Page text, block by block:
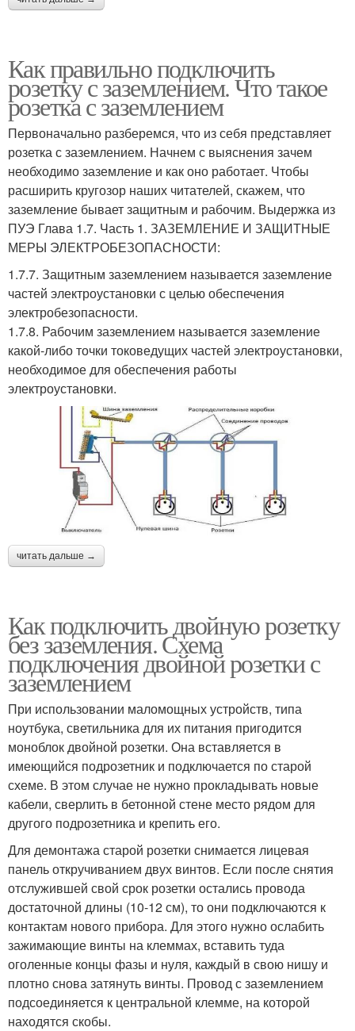
Как правильно подключить
розетку с заземлением. Что такое
розетка с заземлением
Первоначально разберемся, что из себя представляет
розетка с заземлением. Начнем с выяснения зачем
необходимо заземление и как оно работает. Чтобы
расширить кругозор наших читателей, скажем, что
заземление бывает защитным и рабочим. Выдержка из
ПУЭ Глава 1.7. Часть 1. ЗАЗЕМЛЕНИЕ И ЗАЩИТНЫЕ
МЕРЫ ЭЛЕКТРОБЕЗОПАСНОСТИ:
1.7.7. Защитным заземлением называется заземление
частей электроустановки с целью обеспечения
электробезопасности.
1.7.8. Рабочим заземлением называется заземление
какой-либо точки токоведущих частей электроустановки,
необходимое для обеспечения работы
электроустановки.
читать дальше →
Как подключить двойную розетку
без заземления. Схема
подключения двойной розетки с
заземлением
При использовании маломощных устройств, типа
ноутбука, светильника для их питания пригодится
моноблок двойной розетки. Она вставляется в
имеющийся подрозетник и подключается по старой
схеме. В этом случае не нужно прокладывать новые
кабели, сверлить в бетонной стене место рядом для
другого подрозетника и крепить его.
Для демонтажа старой розетки снимается лицевая
панель откручиванием двух винтов. Если после снятия
отслужившей свой срок розетки остались провода
достаточной длины (10-12 см), то они подключаются к
контактам нового прибора. Для этого нужно ослабить
зажимающие винты на клеммах, вставить туда
оголенные концы фазы и нуля, каждый в свою нишу и
плотно снова затянуть винты. Провод с заземлением
подсоединяется к центральной клемме, на которой
находятся скобы.